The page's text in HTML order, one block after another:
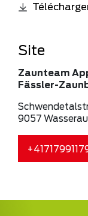
Site
Zaunteam
Fässler-
9057